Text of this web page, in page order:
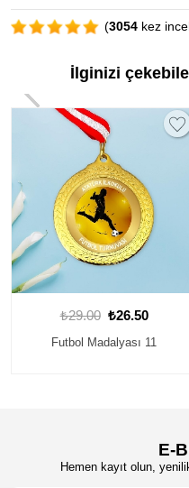
(3054 kez
İlginizi
₺29.00 ₺26.50
Futbol Madalyası 7
E-
Hemen kayıt olun,